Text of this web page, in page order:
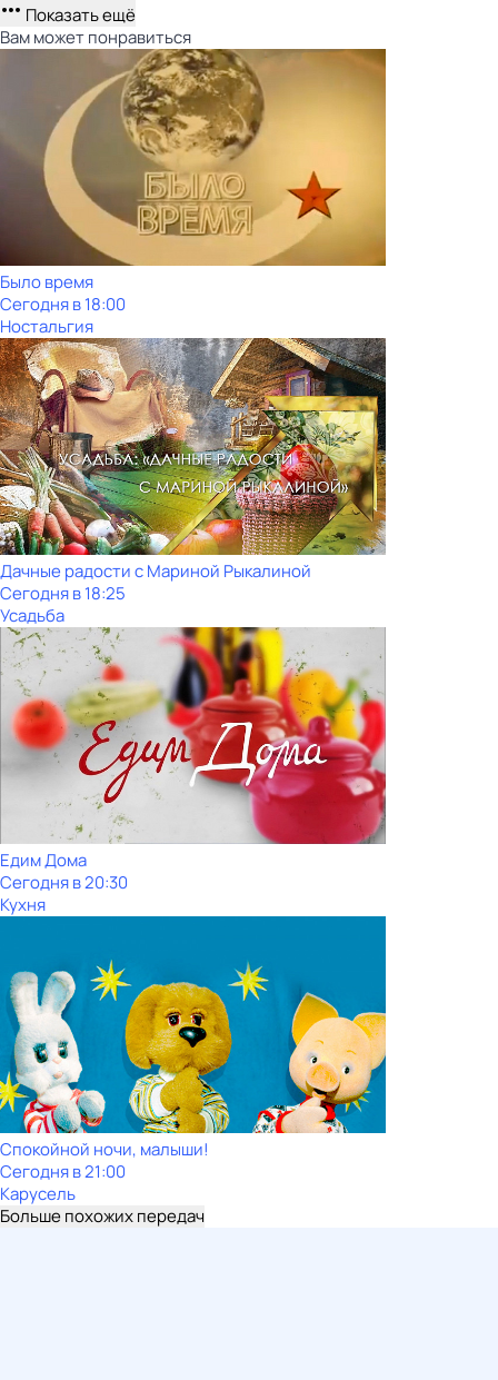
Показать ещё
Вам может понравиться
Было время
Сегодня в 18:00
Ностальгия
Дачные радости с Мариной Рыкалиной
Сегодня в 18:25
Усадьба
Едим Дома
Сегодня в 20:30
Кухня
Спокойной ночи, малыши!
Сегодня в 21:00
Карусель
Больше похожих передач